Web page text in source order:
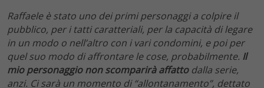
Raffaele è stato uno dei primi personaggi a colpire il
pubblico, per i tatti caratteriali, per la capacità di legare
in un modo o nell’altro con i vari condomini, e poi per
quel suo modo di affrontare le cose, probabilmente. Il
mio personaggio non scomparirà affattodalla serie,
anzi. Ci sarà un momento di “allontanamento”, dettato